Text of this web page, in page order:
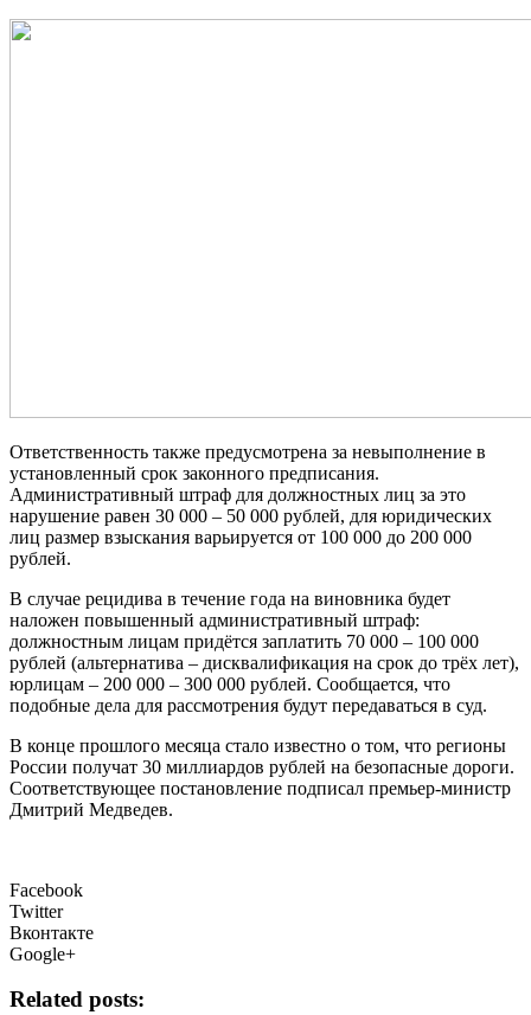
Ответственность также предусмотрена за невыполнение в
установленный срок законного предписания.
Административный штраф для должностных лиц за это
нарушение равен 30 000 – 50 000 рублей, для юридических
лиц размер взыскания варьируется от 100 000 до 200 000
рублей.
В случае рецидива в течение года на виновника будет
наложен повышенный административный штраф:
должностным лицам придётся заплатить 70 000 – 100 000
рублей (альтернатива – дисквалификация на срок до трёх лет),
юрлицам – 200 000 – 300 000 рублей. Сообщается, что
подобные дела для рассмотрения будут передаваться в суд.
В конце прошлого месяца стало известно о том, что регионы
России получат 30 миллиардов рублей на безопасные дороги.
Соответствующее постановление подписал премьер-министр
Дмитрий Медведев.
Facebook
Twitter
Вконтакте
Google+
Related posts: